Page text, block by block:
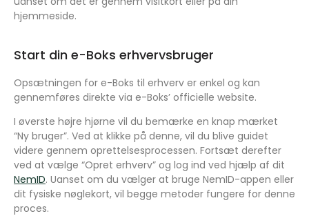
hjemmeside.
Start din e-Boks erhvervsbruger
Opsætningen for e-Boks til erhverv er enkel og kan
gennemføres direkte via e-Boks’ officielle website.
I øverste højre hjørne vil du bemærke en knap mærket
“Ny bruger”. Ved at klikke på denne, vil du blive guidet
videre gennem oprettelsesprocessen. Fortsæt derefter
ved at vælge “Opret erhverv” og log ind ved hjælp af dit
NemID. Uanset om du vælger at bruge NemID-appen eller
dit fysiske nøglekort, vil begge metoder fungere for denne
proces.